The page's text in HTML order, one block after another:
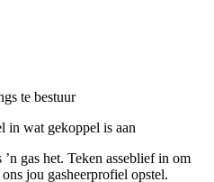
te bestuur
in wat gekoppel is aan
gas het. Teken asseblief in om
jou gasheerprofiel opstel.